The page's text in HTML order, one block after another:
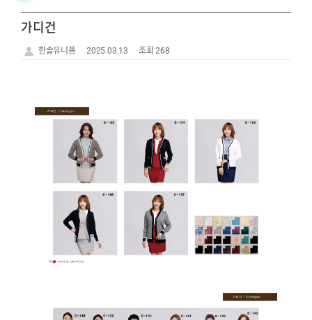
가디건
한솔유니폼 2025.03.13 조회 268